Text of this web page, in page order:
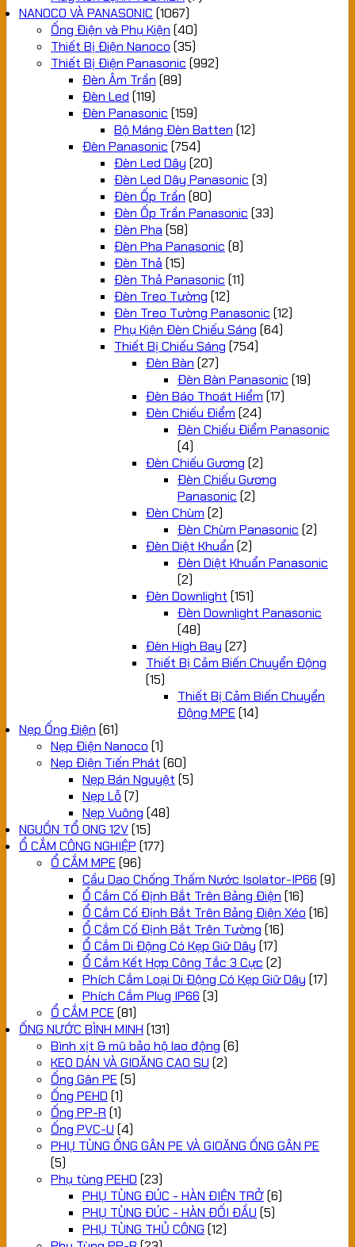
NANOCO VÀ PANASONIC (1067)
Ống Điện và Phụ Kiện (40)
Thiết Bị Điện Nanoco (35)
Thiết Bị Điện Panasonic (992)
Đèn Âm Trần (89)
Đèn Led (119)
Đèn Panasonic (159)
Bộ Máng Đèn Batten (12)
Đèn Panasonic (754)
Đèn Led Dây (20)
Đèn Led Dây Panasonic (3)
Đèn Ốp Trần (80)
Đèn Ốp Trần Panasonic (33)
Đèn Pha (58)
Đèn Pha Panasonic (8)
Đèn Thả (15)
Đèn Thả Panasonic (11)
Đèn Treo Tường (12)
Đèn Treo Tường Panasonic (12)
Phụ Kiện Đèn Chiếu Sáng (64)
Thiết Bị Chiếu Sáng (754)
Đèn Bàn (27)
Đèn Bàn Panasonic (19)
Đèn Báo Thoát Hiểm (17)
Đèn Chiếu Điểm (24)
Đèn Chiếu Điểm Panasonic
(4)
Đèn Chiếu Gương (2)
Đèn Chiếu Gương
Panasonic (2)
Đèn Chùm (2)
Đèn Chùm Panasonic (2)
Đèn Diệt Khuẩn (2)
Đèn Diệt Khuẩn Panasonic
(2)
Đèn Downlight (151)
Đèn Downlight Panasonic
(48)
Đèn High Bay (27)
Thiết Bị Cảm Biến Chuyển Động
(15)
Thiết Bị Cảm Biến Chuyển
Động MPE (14)
Nẹp Ống Điện (61)
Nẹp Điện Nanoco (1)
Nẹp Điện Tiến Phát (60)
Nẹp Bán Nguyệt (5)
Nẹp Lỗ (7)
Nẹp Vuông (48)
NGUỒN TỔ ONG 12V(15)
Ổ CẮM CÔNG NGHIỆP (177)
Ổ CẮM MPE (96)
Cầu Dao Chống Thấm Nước Isolator-IP66 (9)
Ổ Cắm Cố Định Bắt Trên Bảng Điện (16)
Ổ Cắm Cố Định Bắt Trên Bảng Điện Xéo (16)
Ổ Cắm Cố Định Bắt Trên Tường (16)
Ổ Cắm Di Động Có Kẹp Giữ Dây (17)
Ổ Cắm Kết Hợp Công Tắc 3 Cực (2)
Phích Cắm Loại Di Động Có Kẹp Giữ Dây (17)
Phích Cắm Plug IP66 (3)
Ổ CẮM PCE (81)
ỐNG NƯỚC BÌNH MINH (131)
Bình xịt & mũ bảo hộ lao động (6)
KEO DÁN VÀ GIOĂNG CAO SU (2)
Ống Gân PE (5)
Ống PEHD (1)
Ống PP-R (1)
Ống PVC-U (4)
PHỤ TÙNG ỐNG GÂN PE VÀ GIOĂNG ỐNG GÂN PE
(5)
Phụ tùng PEHD (23)
PHỤ TÙNG ĐÚC - HÀN ĐIỆN TRỞ(6)
PHỤ TÙNG ĐÚC - HÀN ĐỐI ĐẦU (5)
PHỤ TÙNG THỦ CÔNG (12)